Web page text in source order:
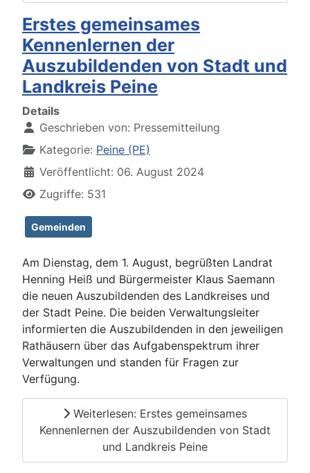
Erstes gemeinsames
Kennenlernen der
Auszubildenden von Stadt und
Landkreis Peine
Details
Geschrieben von: Pressemitteilung
Kategorie: Peine (PE)
Veröffentlicht: 06. August 2024
Zugriffe: 531
Gemeinden
Am Dienstag, dem 1. August, begrüßten Landrat
Henning Heiß und Bürgermeister Klaus Saemann
die neuen Auszubildenden des Landkreises und
der Stadt Peine. Die beiden Verwaltungsleiter
informierten die Auszubildenden in den jeweiligen
Rathäusern über das Aufgabenspektrum ihrer
Verwaltungen und standen für Fragen zur
Verfügung.
Weiterlesen: Erstes gemeinsames
Kennenlernen der Auszubildenden von Stadt
und Landkreis Peine